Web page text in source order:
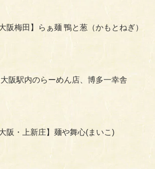
大阪梅田】らぁ麺 鴨と葱（かもとねぎ）
阪駅内のらーめん店、博多一幸舎
大阪・上新庄】麺や舞心(まいこ)